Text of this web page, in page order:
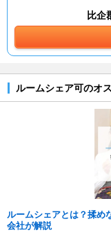
比企
ルームシェア可のオ
ルームシェアとは？揉め
会社が解説